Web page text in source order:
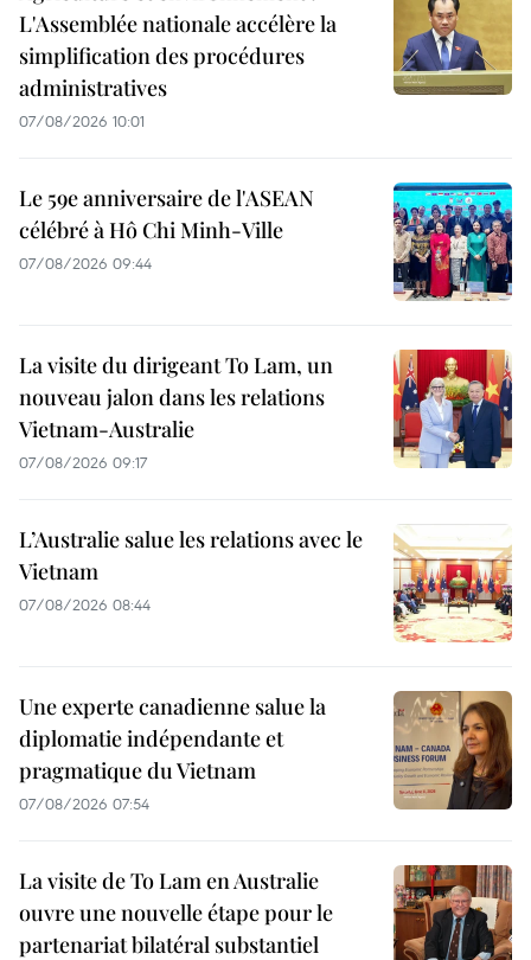
L'Assemblée nationale accélère la
simplification des procédures
administratives
07/08/2026 10:01
Le 59e anniversaire de l'ASEAN
célébré à Hô Chi Minh-Ville
07/08/2026 09:44
La visite du dirigeant To Lam, un
nouveau jalon dans les relations
Vietnam-Australie
07/08/2026 09:17
L’Australie salue les relations avec le
Vietnam
07/08/2026 08:44
Une experte canadienne salue la
diplomatie indépendante et
pragmatique du Vietnam
07/08/2026 07:54
La visite de To Lam en Australie
ouvre une nouvelle étape pour le
partenariat bilatéral substantiel